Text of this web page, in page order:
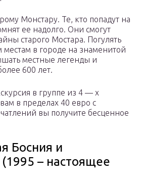
Монстару. Те, кто попадут на
ее надолго. Они смогут
старого Мостара. Погулять
в городе на знаменитой
местные легенды и
600 лет.
в группе из 4 — х
в пределах 40 евро с
вы получите бесценное
Босния и
(1995 – настоящее